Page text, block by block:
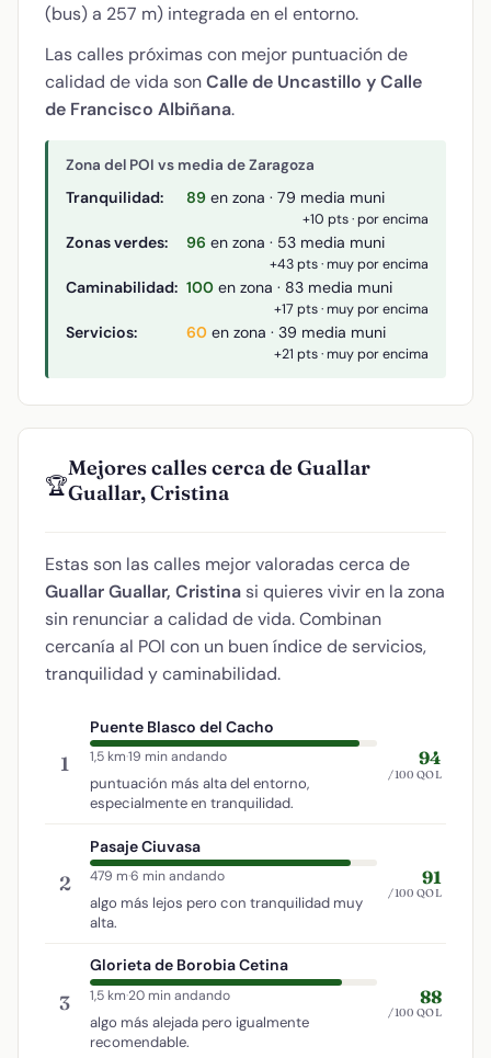
(bus) a 257 m) integrada en el entorno.
Las calles próximas con mejor puntuación de
calidad de vida sonCalle de Uncastillo y Calle
de Francisco Albiñana.
Zona del POI vs media de Zaragoza
Tranquilidad: 89 en zona · 79 media muni
+10 pts · por encima
Zonas verdes: 96 en zona · 53 media muni
+43 pts · muy por encima
Caminabilidad: 100 en zona · 83 media muni
+17 pts · muy por encima
Servicios: 60 en zona · 39 media muni
+21 pts · muy por encima
🏆
Mejores calles cerca de Guallar
Guallar, Cristina
Estas son las calles mejor valoradas cerca de
Guallar Guallar, Cristina si quieres vivir en la zona
sin renunciar a calidad de vida. Combinan
cercanía al POI con un buen índice de servicios,
tranquilidad y caminabilidad.
1
Puente Blasco del Cacho
1,5 km·19 min andando
puntuación más alta del entorno,
especialmente en tranquilidad.
94
/100 QOL
2
Pasaje Ciuvasa
479 m·6 min andando
algo más lejos pero con tranquilidad muy
alta.
91
/100 QOL
3
Glorieta de Borobia Cetina
1,5 km·20 min andando
algo más alejada pero igualmente
recomendable.
88
/100 QOL